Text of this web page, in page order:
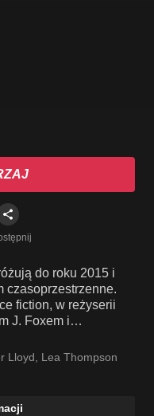
do roku 2015 i
czasoprzestrzenne.
fiction, w reżyserii
J. Foxem i
Lloyd, Lea Thompson